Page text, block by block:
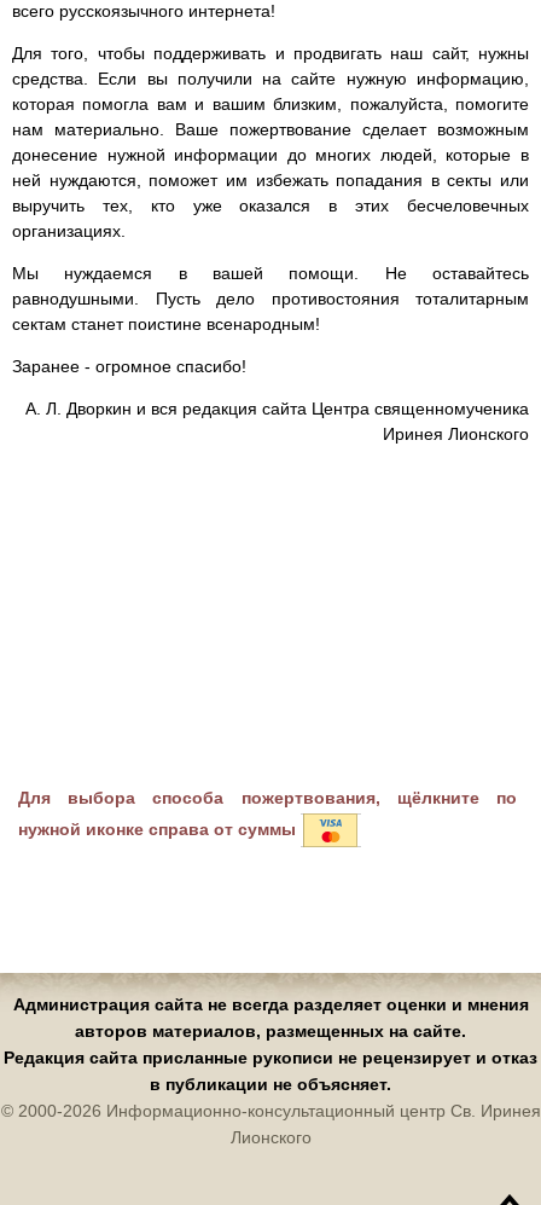
всего русскоязычного интернета!
Для того, чтобы поддерживать и продвигать наш сайт, нужны
средства. Если вы получили на сайте нужную информацию,
которая помогла вам и вашим близким, пожалуйста, помогите
нам материально. Ваше пожертвование сделает возможным
донесение нужной информации до многих людей, которые в
ней нуждаются, поможет им избежать попадания в секты или
выручить тех, кто уже оказался в этих бесчеловечных
организациях.
Мы нуждаемся в вашей помощи. Не оставайтесь
равнодушными. Пусть дело противостояния тоталитарным
сектам станет поистине всенародным!
Заранее - огромное спасибо!
А. Л. Дворкин и вся редакция сайта Центра священномученика
Иринея Лионского
Для выбора способа пожертвования, щёлкните по
нужной иконке справа от суммы
Администрация сайта не всегда разделяет оценки и мнения
авторов материалов, размещенных на сайте.
Редакция сайта присланные рукописи не рецензирует и отказ
в публикации не объясняет.
© 2000-2026 Информационно-консультационный центр Св. Иринея
Лионского